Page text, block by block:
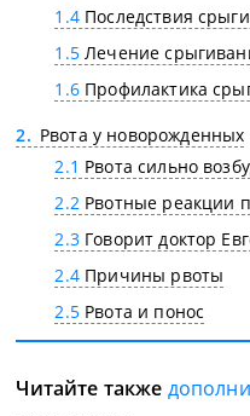
1.4Последствия
1.5Лечение
1.6Профилактика
2
Рвота у новорожденных
2.1 Рвота сильно
2.2Рвотные реакции
2.3Говорит доктор
2.4Причины рвоты
2.5Рвота и понос
Читайте также